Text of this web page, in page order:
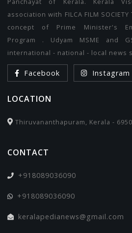
association with FILCA FILM
concept of Prime Minister's
Program . Udyam MSME and
international - national - local news
Facebook Instagram
LOCATION
Thiruvananthapuram, Kerala -
CONTACT
+918089036090
+918089036090
keralapedianews@gmail.com